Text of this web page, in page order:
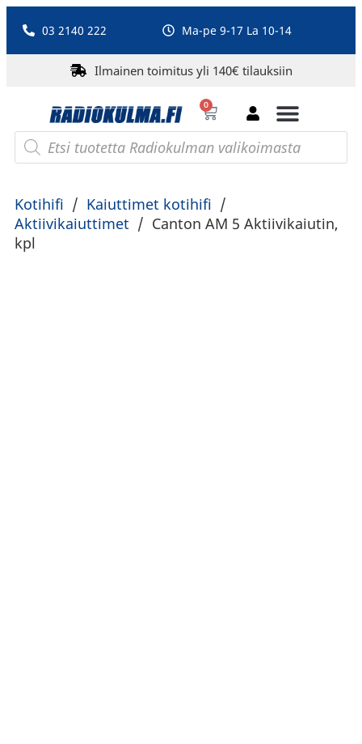
03 2140 222 Ma-pe 9-17 La 10-14
Ilmainen toimitus yli 140€ tilauksiin
0
Kotihifi / Kaiuttimet kotihifi /
Aktiivikaiuttimet / Canton AM 5 Aktiivikaiutin,
kpl